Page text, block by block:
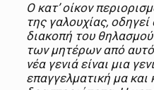
Ο κατ’ οίκον
της γαλουχίας,
διακοπή του
των μητέρων από
νέα γενιά είναι μια
επαγγελματική μα και